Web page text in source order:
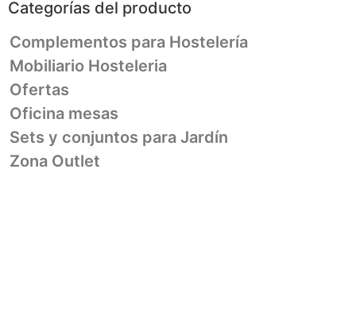
Categorías del producto
Complementos para Hostelería
Mobiliario Hosteleria
Ofertas
Oficina mesas
Sets y conjuntos para Jardín
Zona Outlet